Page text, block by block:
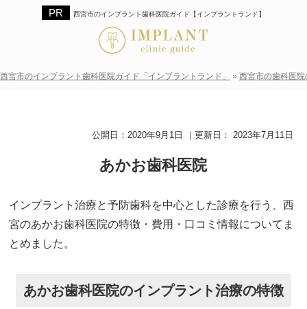
西宮市のインプラント歯科医院ガイド【インプラントランド】
西宮市のインプラント歯科医院ガイド「インプラントランド」 » 西宮市の歯科医
公開日： 2020年9月1日 ｜更新日： 2023年7月11日
あかお歯科医院
インプラント治療と予防歯科を中心とした診療を行う、西
宮のあかお歯科医院の特徴・費用・口コミ情報についてま
とめました。
あかお歯科医院のインプラント治療の特徴